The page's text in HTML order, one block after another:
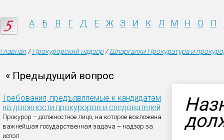
А Б В Г Д Е Ж З И К Л М Н О П
Главная/Прокурорский надзор/Шпаргалки Прокуратура и
« Предыдущий вопрос
Требования, предъявляемые к кандидатам
на должности прокуроров и следователей
Прокурор – должностное лицо, на которое возложена
важнейшая государственная задача – надзор за
испол